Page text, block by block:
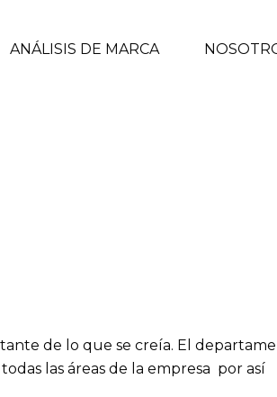
ANÁLISIS DE MARCA
de lo que se creía. El
las áreas de la empresa por así